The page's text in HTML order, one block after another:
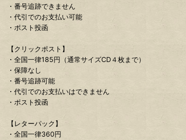
・番号追跡できません
・代引でのお支払い可能
・ポスト投函
【クリックポスト】
・全国一律185円（通常サイズCD４枚まで）
・保障なし
・番号追跡可能
・代引でのお支払いはできません
・ポスト投函
【レターパック】
・全国一律360円